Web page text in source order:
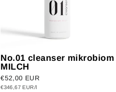
No.01 cleanser mikrobiom
MILCH
€52,00 EUR
€346,67 EUR/l